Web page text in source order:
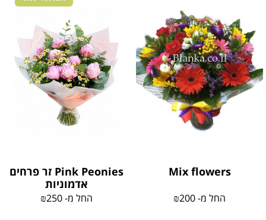
Mix flowers
החל מ- ₪200
Pink Peonies זר פרחים
אדמוניות
החל מ- ₪250